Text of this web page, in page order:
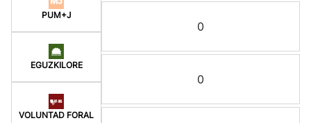
PUM+J
EGUZKILORE
VOLUNTAD FORAL
0
0